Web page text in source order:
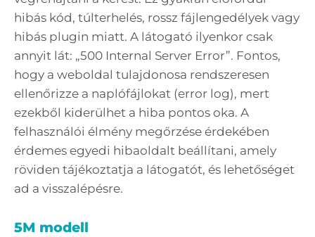
hibás kód, túlterhelés, rossz fájlengedélyek vagy
hibás plugin miatt. A látogató ilyenkor csak
annyit lát: „500 Internal Server Error”. Fontos,
hogy a weboldal tulajdonosa rendszeresen
ellenőrizze a naplófájlokat (error log), mert
ezekből kiderülhet a hiba pontos oka. A
felhasználói élmény megőrzése érdekében
érdemes egyedi hibaoldalt beállítani, amely
röviden tájékoztatja a látogatót, és lehetőséget
ad a visszalépésre.
5M modell